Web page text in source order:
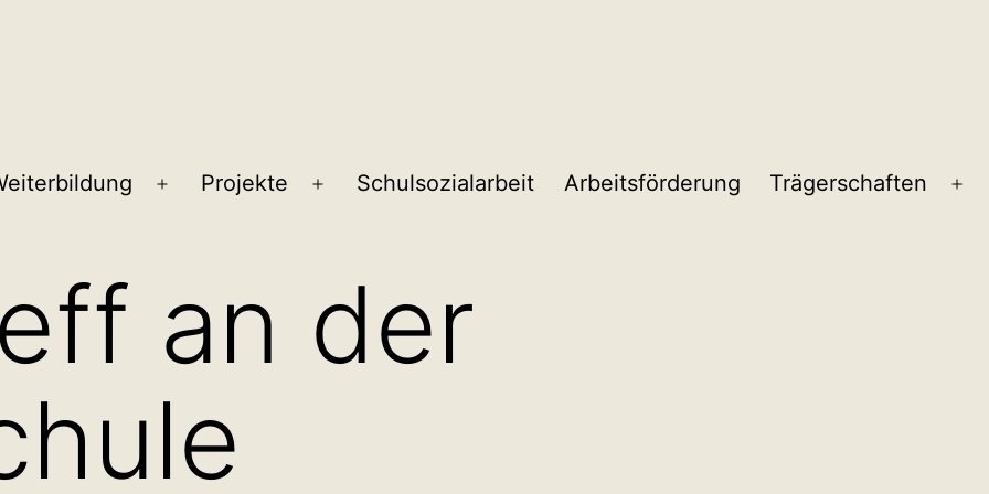
Menü
Projekte
Menü
Schulsozialarbeit Arbeitsförderung Trägerschaften
an der